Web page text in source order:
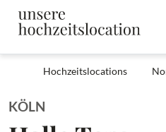
Hochzeitslocations
KÖLN